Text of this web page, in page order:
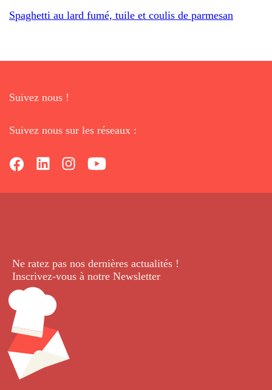
Spaghetti au lard fumé, tuile et coulis de parmesan
Suivez nous !
Suivez nous sur les réseaux :
Ne ratez pas nos dernières actualités !
Inscrivez-vous à notre Newsletter.